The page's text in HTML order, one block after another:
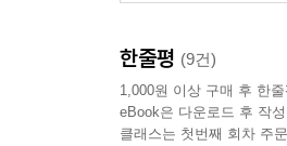
처음 받은 거예요. 그
지역 장애인운동의 꿈
한줄평 (9건)
1,000원 이상 구매 후 한
eBook은 다운로드 후 작
클래스는 첫번째 회차 주